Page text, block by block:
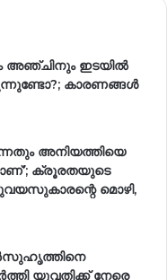
അഞ്ചിനും ഇടയിൽ
കാരണങ്ങള്‍
അനിയത്തിയെ
ക്രൂരതയുടെ
മൊഴി,
യുവതിക്ക് നേരെ